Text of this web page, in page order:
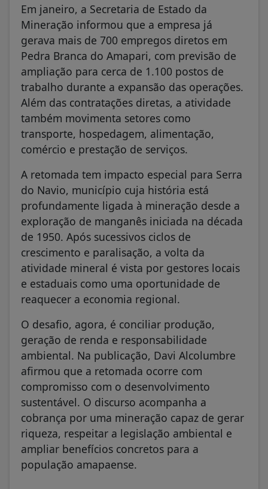
Em janeiro, a Secretaria de Estado da
Mineração informou que a empresa já
gerava mais de 700 empregos diretos em
Pedra Branca do Amapari, com previsão de
ampliação para cerca de 1.100 postos de
trabalho durante a expansão das operações.
Além das contratações diretas, a atividade
também movimenta setores como
transporte, hospedagem, alimentação,
comércio e prestação de serviços.
A retomada tem impacto especial para Serra
do Navio, município cuja história está
profundamente ligada à mineração desde a
exploração de manganês iniciada na década
de 1950. Após sucessivos ciclos de
crescimento e paralisação, a volta da
atividade mineral é vista por gestores locais
e estaduais como uma oportunidade de
reaquecer a economia regional.
O desafio, agora, é conciliar produção,
geração de renda e responsabilidade
ambiental. Na publicação, Davi Alcolumbre
afirmou que a retomada ocorre com
compromisso com o desenvolvimento
sustentável. O discurso acompanha a
cobrança por uma mineração capaz de gerar
riqueza, respeitar a legislação ambiental e
ampliar benefícios concretos para a
população amapaense.